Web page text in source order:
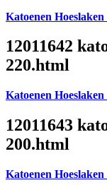
Katoenen
12011642
220.html
Katoenen
12011643
200.html
Katoenen